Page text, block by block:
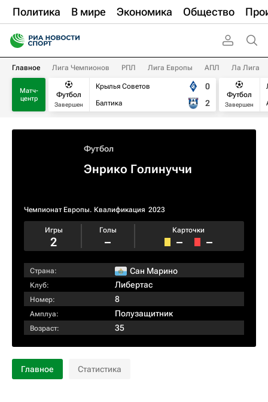
Политика В мире Экономика Общество
Главное Лига Чемпионов РПЛ Лига Европы АПЛ Ла Лига
Матч-
центр
Футбол
Завершен
Крылья Советов
Балтика
0
2
Футбол
Завершен
Футбол
Энрико Голинуччи
Чемпионат Европы. Квалификация​ 2023
Игры
2
Голы
–
Карточки
– –
Страна: Сан Марино
Клуб: Либертас
Номер: 8
Амплуа: Полузащитник
Возраст: 35
Главное Статистика